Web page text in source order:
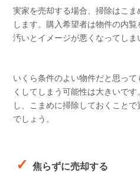
実家を売却する場合、掃除はこ
します。購入希望者は物件の内
汚いとイメージが悪くなってしま
いくら条件のよい物件だと思っ
くしてしまう可能性は大きいで
し、こまめに掃除しておくこと
でしょう。
焦らずに売却する